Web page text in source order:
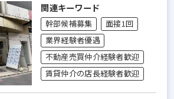
関連キーワード
幹部候補募集
面接1回
業界経験者優遇
不動産売買仲介経験者歓迎
賃貸仲介の店長経験者歓迎